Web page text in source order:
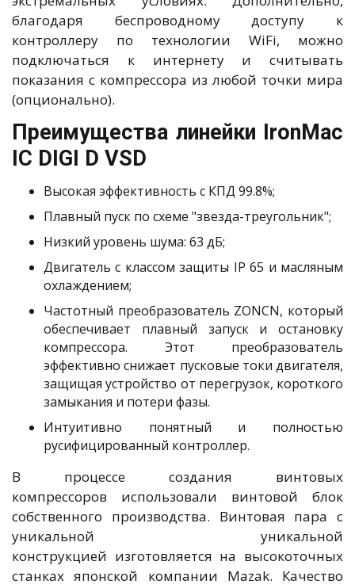
благодаря беспроводному доступу к
контроллеру по технологии WiFi, можно
подключаться к интернету и считывать
показания с компрессора из любой точки мира
(опционально).
Преимущества линейки IronMac
IC DIGI D VSD
Высокая эффективность с КПД 99.8%;
Плавный пуск по схеме "звезда-треугольник";
Низкий уровень шума: 63 дБ;
Двигатель с классом защиты IP 65 и масляным
охлаждением;
Частотный преобразователь ZONCN, который
обеспечивает плавный запуск и остановку
компрессора. Этот преобразователь
эффективно снижает пусковые токи двигателя,
защищая устройство от перегрузок, короткого
замыкания и потери фазы.
Интуитивно понятный и полностью
русифицированный контроллер.
В процессе создания винтовых
компрессоров использовали винтовой блок
собственного производства. Винтовая пара с
уникальной уникальной
конструкцией изготовляется на высокоточных
станках японской компании Mazak. Качество